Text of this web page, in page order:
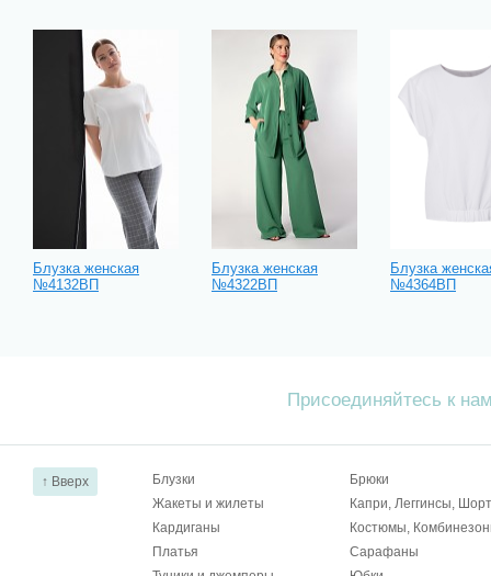
Блузка женская
№4132ВП
Блузка женская
№4322ВП
Блузка
№4364ВП
Присоединяйтесь к
↑ Вверх Блузки
Брюки
Жакеты и жилеты
Капри, Леггинсы,
Кардиганы
Костюмы,
Платья
Сарафаны